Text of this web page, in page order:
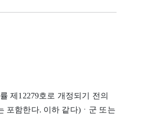
제12279호로 개정되기 전의
포함한다. 이하 같다)ㆍ군 또는